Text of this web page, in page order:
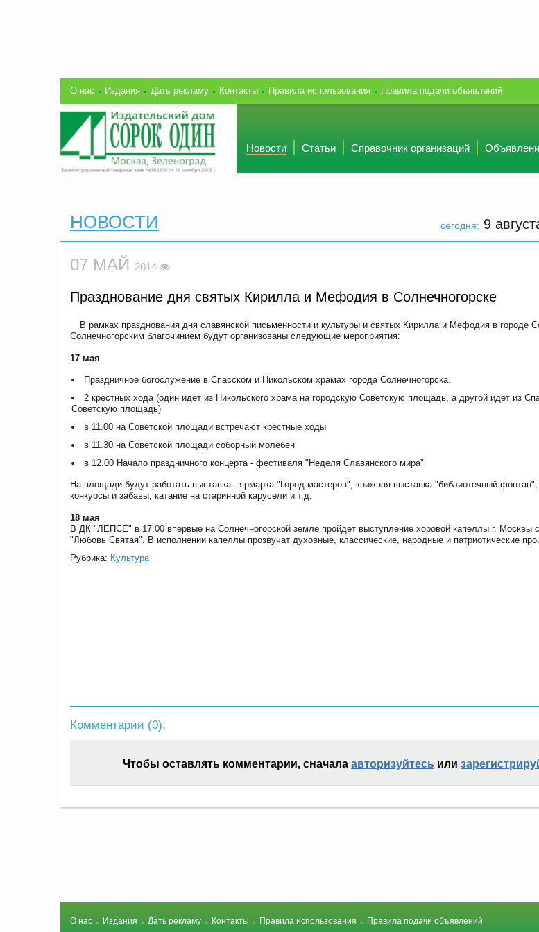
О нас Издания Дать рекламу Контакты Правила использования Правила подачи объявлений
Новости Статьи Справочник организаций
сегодня: 9
НОВОСТИ
07 МАЙ 2014
Празднование дня святых Кирилла и Мефодия в Солнечногорске
В рамках празднования дня славянской письменности и культуры и святых Кирилла и Мефодия в городе
Солнечногорским благочинием будут организованы следующие мероприятия:
17 мая
Праздничное богослужение в Спасском и Никольском храмах города Солнечногорска.
2 крестных хода (один идет из Никольского храма на городскую Советскую площадь, а другой идет из
Советскую площадь)
в 11.00 на Советской площади встречают крестные ходы
в 11.30 на Советской площади соборный молебен
в 12.00 Начало праздничного концерта - фестиваля "Неделя Славянского мира"
На площади будут работать выставка - ярмарка "Город мастеров", книжная выставка "библиотечный
конкурсы и забавы, катание на старинной карусели и т.д.
18 мая
В ДК "ЛЕПСЕ" в 17.00 впервые на Солнечногорской земле пройдет выступление хоровой капеллы г. Москвы
"Любовь Святая". В исполнении капеллы прозвучат духовные, классические, народные и патриотические
Рубрика: Культура
Комментарии (0):
Чтобы оставлять комментарии, сначала авторизуйтесь или
О нас Издания Дать рекламу Контакты Правила использования Правила подачи объявлений